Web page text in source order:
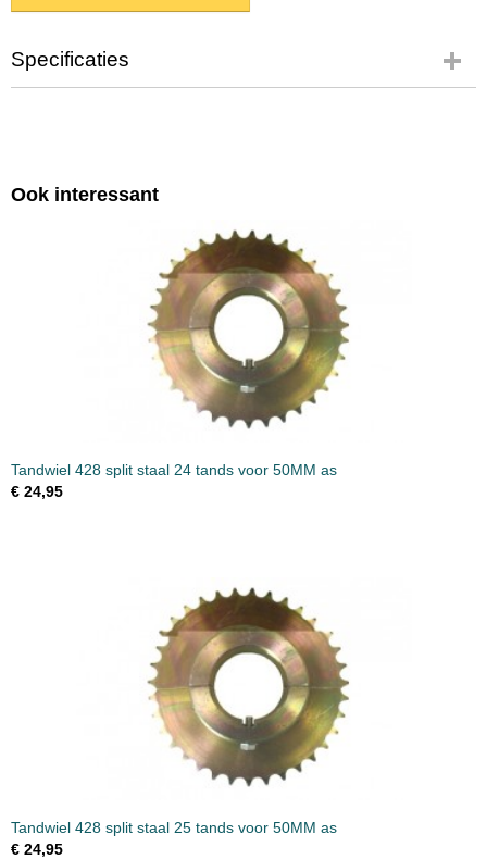
Specificaties
Ook interessant
Tandwiel 428 split staal 24 tands voor 50MM as
€ 24,95
Tandwiel 428 split staal 25 tands voor 50MM as
€ 24,95